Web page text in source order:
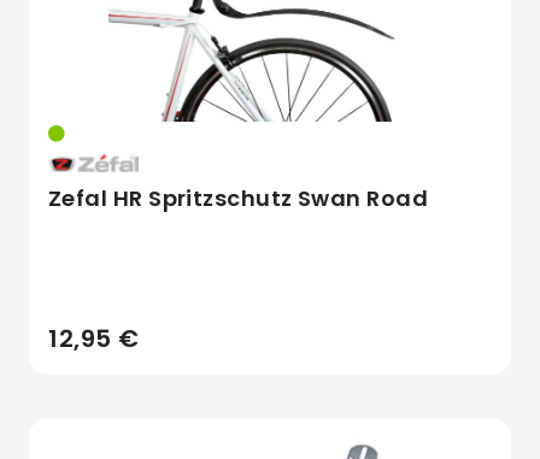
Zefal HR Spritzschutz Swan Road
12,95 €